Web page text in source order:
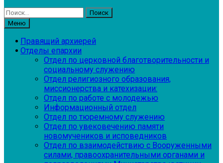
Найти:
Меню
Правящий архиерей
Отделы епархии
Отдел по церковной благотворительности и
социальному служению
Отдел религиозного образования,
миссионерства и катехизации:
Отдел по работе с молодежью
Информационный отдел
Отдел по тюремному служению
Отдел по увековечению памяти
новомучеников и исповедников
Отдел по взаимодействию с Вооруженными
силами, правоохранительными органами и